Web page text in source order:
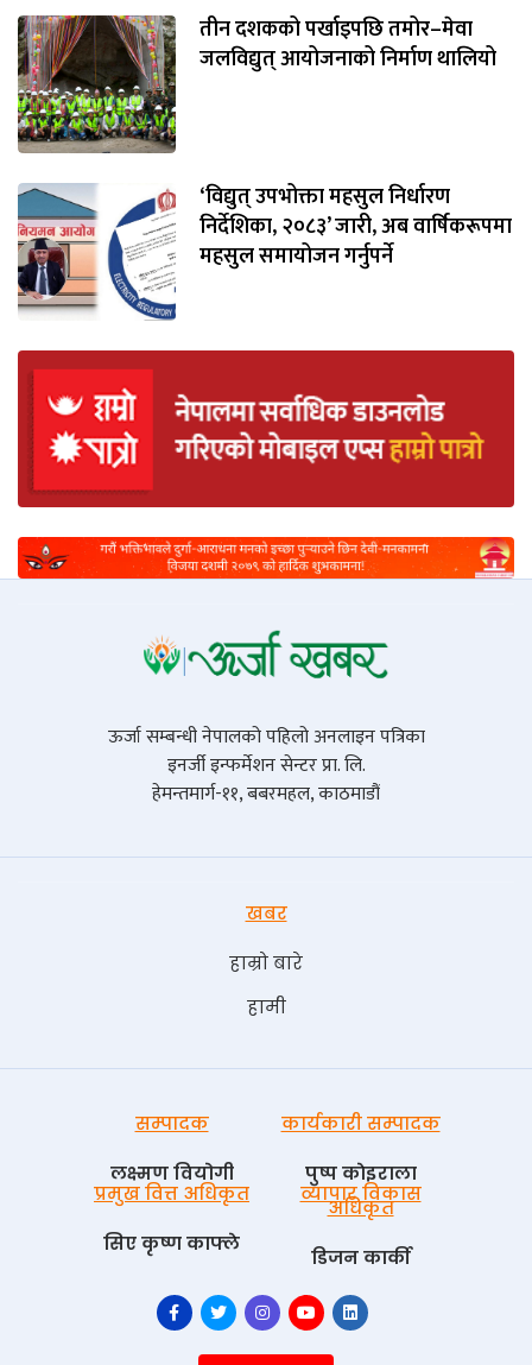
तीन दशकको पर्खाइपछि तमोर–मेवा
जलविद्युत् आयोजनाको निर्माण थालियो
‘विद्युत् उपभोक्ता महसुल निर्धारण
निर्देशिका, २०८३’ जारी, अब वार्षिकरूपमा
महसुल समायोजन गर्नुपर्ने
ऊर्जा सम्बन्धी नेपालको पहिलो अनलाइन पत्रिका
इनर्जी इन्फर्मेशन सेन्टर प्रा. लि.
हेमन्तमार्ग-११, बबरमहल, काठमाडौं
खबर
हाम्रो बारे
हामी
सम्पादक
लक्ष्मण वियोगी
कार्यकारी सम्पादक
पुष्प काेइराला
प्रमुख वित्त अधिकृत
सिए कृष्ण काफ्ले
व्यापार विकास
अधिकृत
डिजन कार्की